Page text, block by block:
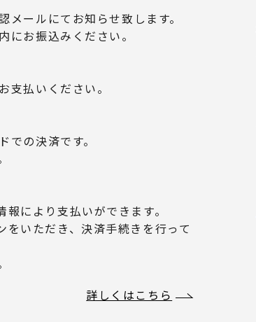
ールにてお知らせ致します。
にお振込みください。
支払いください。
の決済です。
により支払いができます。
いただき、決済手続きを行って
詳しくはこちら